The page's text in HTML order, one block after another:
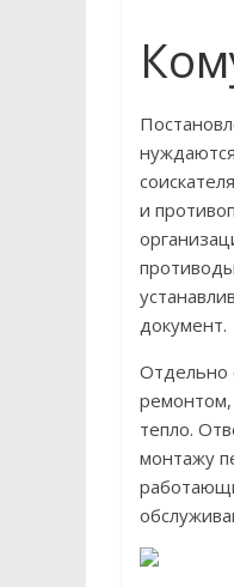
и
документ.
Отдельно
ремонтом,
тепло.
монтажу